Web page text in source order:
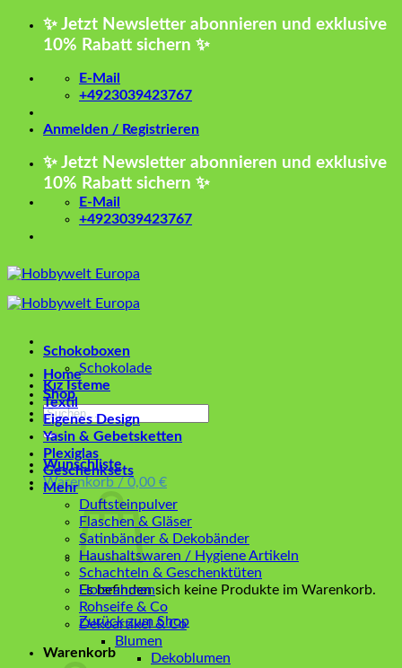
Zum
✨ Jetzt Newsletter abonnieren und exklusive
10% Rabatt sichern ✨
E-Mail
+4923039423767
Anmelden / Registrieren
✨ Jetzt Newsletter abonnieren und exklusive
10% Rabatt sichern ✨
E-Mail
+4923039423767
Home
Shop
Suchen
nach:
Wunschliste
Warenkorb / 0,00 €
Es befinden sich keine Produkte im Warenkorb.
Zurück zum Shop
Warenkorb
Schokoboxen
Schokolade
Kız İsteme
Textil
Eigenes Design
Yasin & Gebetsketten
Plexiglas
Geschenksets
Mehr
Duftsteinpulver
Flaschen & Gläser
Satinbänder & Dekobänder
Haushaltswaren / Hygiene Artikeln
Schachteln & Geschenktüten
Holzrahmen
Rohseife & Co
Dekoartikel & Co
Blumen
Dekoblumen